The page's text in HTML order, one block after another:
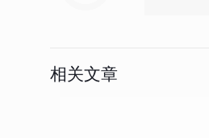
相关文章